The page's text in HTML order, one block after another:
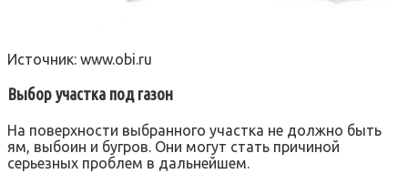
Источник: www.obi.ru
Выбор участка под газон
На поверхности выбранного участка не должно быть
ям, выбоин и бугров. Они могут стать причиной
серьезных проблем в дальнейшем.